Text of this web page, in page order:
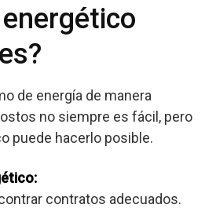
de energía de manera
no siempre es fácil, pero
puede hacerlo posible.
contratos adecuados.